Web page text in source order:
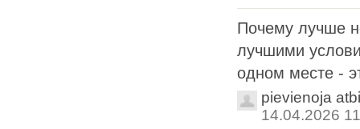
Почему лучше
лучшими
одном месте -
pievienoja
14.04.2026